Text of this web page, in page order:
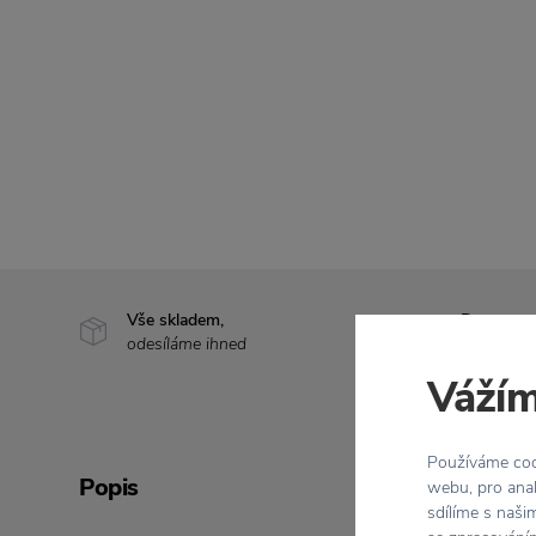
Vše skladem,
odesíláme ihned
Doprava
Popis
Používáme
webu, pro
sdílíme s